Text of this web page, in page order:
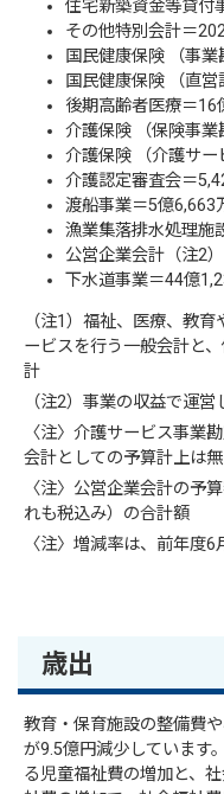
住宅新築資金等貸付
その他特別会計＝
国民健康保険 （事業
国民健康保険 （直営
後期高齢者医療＝16
介護保険 （保険事業
介護保険 （介護サー
介護認定審査会＝
渡船事業＝5億6,663
漁業集落排水処理施
公営企業会計（注2
下水道事業＝44億
（注1）福祉、医療、教
ービスを行う一般会計と
計
（注2）事業の収益で運
〈注〉介護サービス事業
会計としての予算計上は
〈注〉公営企業会計の予
れも税込み）の合計額
〈注〉増減率は、前年度
歳出
教育・保育施設の整備費
が9.5億円減少しています
る児童福祉費の増加と、